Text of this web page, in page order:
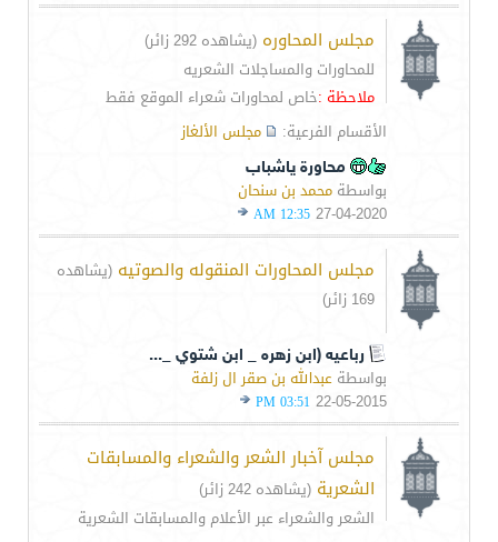
مجلس المحاوره (يشاهده 292 زائر)
للمحاورات والمساجلات الشعريه
ملاحظة :خاص لمحاورات شعراء الموقع فقط
الأقسام الفرعية:
مجلس الألغاز
محاورة ياشباب
بواسطة محمد بن سنحان
27-04-2020
12:35 AM
مجلس المحاورات المنقوله والصوتيه (يشاهده
169 زائر)
رباعيه (ابن زهره _ ابن شتوي _...
بواسطة عبدالله بن صقر ال زلفة
22-05-2015
03:51 PM
مجلس آخبار الشعر والشعراء والمسابقات
الشعرية (يشاهده 242 زائر)
الشعر والشعراء عبر الأعلام والمسابقات الشعرية